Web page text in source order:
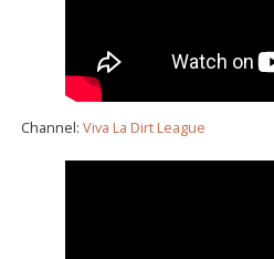
Channel: Viva La Dirt League